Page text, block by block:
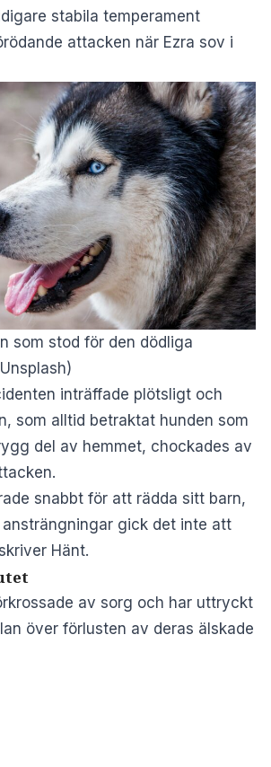
stabila temperament
attacken när Ezra sov i
som stod för den dödliga
inträffade plötsligt och
som alltid betraktat hunden som
del av hemmet, chockades av
snabbt för att rädda sitt barn,
gick det inte att
Hänt.
av sorg och har uttryckt
över förlusten av deras älskade